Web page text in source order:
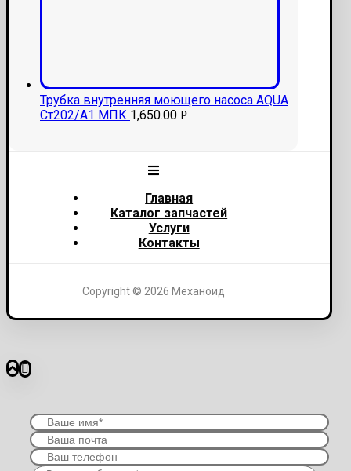
Трубка внутренняя моющего насоса AQUA
Ст202/А1 МПК 1,650.00 Р
Главная
Каталог запчастей
Услуги
Контакты
Copyright © 2026 Механоид